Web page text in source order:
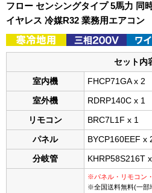
フロー センシングタイプ 5馬力 同
イヤレス 冷媒R32 業務用エアコン
セット内
室内機 FHCP71GA x 2
室外機 RDRP140C x 1
リモコン BRC7L1F x 1
パネル BYCP160EEF x
分岐管 KHRP58S216T
※パネル・リモコン
※全国送料無料(一部